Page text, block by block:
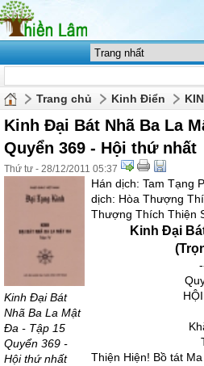
Trang chủ Kinh Điển
Kinh Đại Bát Nhã Ba La
Quyển 369 - Hội thứ nhất
Thứ tư - 28/12/2011 05:37
Kinh Đại Bát
Nhã Ba La Mật
Đa - Tập 15
Quyển 369 -
Hội thứ nhất
Hán dịch: Tam Tạng
dịch: Hòa Thượng
Thượng Thích Thiện
Kinh Đại
Thiện Hiện! Bồ tát